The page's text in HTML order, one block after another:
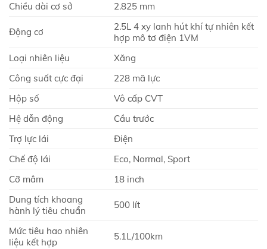
Chiều dài cơ sở
2.825 mm
Động cơ
2.5L 4 xy lanh hút khí tự nhiên kết
hợp mô tơ điện 1VM
Loại nhiên liệu
Xăng
Công suất cực đại
228 mã lực
Hộp số
Vô cấp CVT
Hệ dẫn động
Cầu trước
Trợ lực lái
Điện
Chế độ lái
Eco, Normal, Sport
Cỡ mâm
18 inch
Dung tích khoang
hành lý tiêu chuẩn
500 lít
Mức tiêu hao nhiên
liệu kết hợp
5.1L/100km